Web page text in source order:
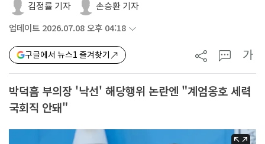
김정률 기자 손승환 기자
업데이트 2026.07.08 오후 04:18
구글에서 뉴스1 즐겨찾기 가
박덕흠 부의장 '낙선' 해당행위 논란엔 "계엄옹호 세력
국회직 안돼"